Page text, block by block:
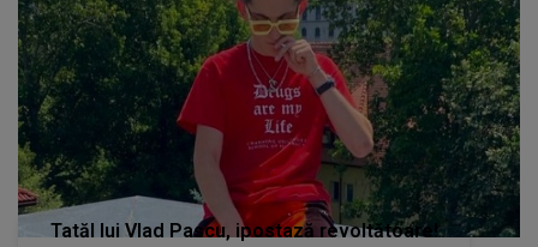
Tatăl lui Vlad Pascu, ipostază revoltătoare!